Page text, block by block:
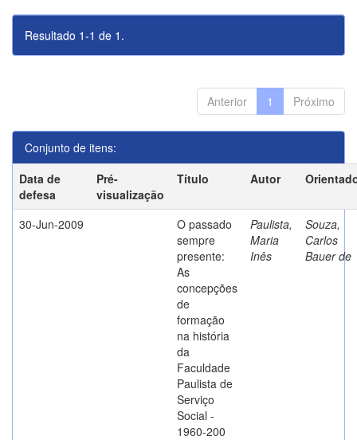
Resultado 1-1 de 1.
Anterior 1 Próximo
Conjunto de itens:
Data de
defesa
Pré-
visualização
Título Autor
30-Jun-2009
O passado
sempre
presente:
As
concepções
de
formação
na história
da
Faculdade
Paulista de
Serviço
Social -
1960-200
Paulista,
Maria
Inês
Souza,
Carlos
Bauer de